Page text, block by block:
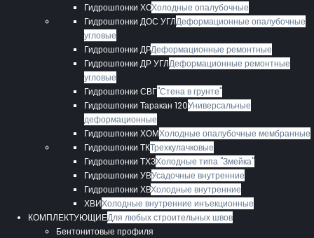
Гидрошпонки ХОХолодные опалубочные
Гидрошпонки ДОС УГЛДеформационные опалубочные
угловые
Гидрошпонки ДРДеформационные ремонтные
Гидрошпонки ДР УГЛДеформационные ремонтные
угловые
Гидрошпонки СВГ"Стена в грунте"
Гидрошпонки Таракан 120Универсальные
деформационные
Гидрошпонки ХОМХолодные опалубочные мембранные
Гидрошпонки ТКТрехкулачковые
Гидрошпонки ТХЗХолодные типа "Змейка"
Гидрошпонки УВУсадочные внутренние
Гидрошпонки ХВХолодные внутренние
ХВИХолодные внутренние инъекционные
КОМПЛЕКТУЮЩИЕДля любых строительных швов
Бентонитовые профиля